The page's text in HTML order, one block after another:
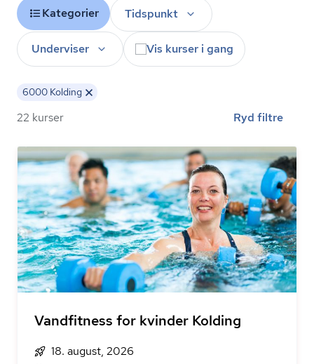
Kategorier Tidspunkt
Underviser Vis kurser i gang
6000 Kolding
22 kurser Ryd filtre
Vandfitness for kvinder Kolding
18. august, 2026